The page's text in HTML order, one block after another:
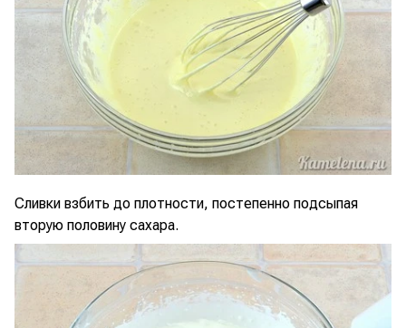
Сливки взбить до плотности, постепенно подсыпая
вторую половину сахара.